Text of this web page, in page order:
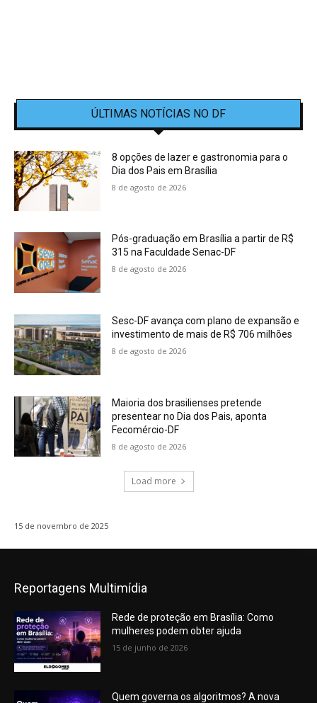
ÚLTIMAS NOTÍCIAS NO DF
8 opções de lazer e gastronomia para o
Dia dos Pais em Brasília
8 de agosto de 2026
Pós-graduação em Brasília a partir de R$
315 na Faculdade Senac-DF
8 de agosto de 2026
Sesc-DF avança com plano de expansão e
investimento de mais de R$ 706 milhões
8 de agosto de 2026
Maioria dos brasilienses pretende
presentear no Dia dos Pais, aponta
Fecomércio-DF
8 de agosto de 2026
Load more
15 de novembro de 2025
Reportagens Multimídia
Rede de proteção em Brasília: Como
mulheres podem obter ajuda
15 de junho de 2026
Quem governa os algoritmos? A nova